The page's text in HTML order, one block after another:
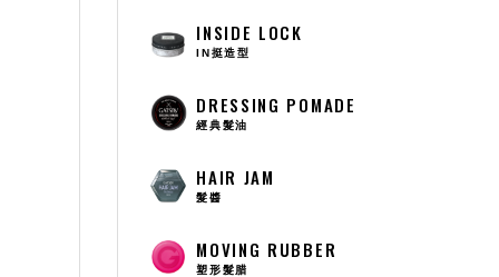
INSIDE LOCK
IN挺造型
DRESSING POMADE
經典髮油
HAIR JAM
髮醬
MOVING RUBBER
塑形髮腊